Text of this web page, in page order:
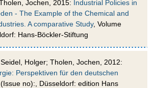
Jochen, 2015: Industrial Policies in
- The Example of the Chemical and
A comparative Study, Volume
Hans-Böckler-Stiftung
Holger; Tholen, Jochen, 2012:
Perspektiven für den deutschen
(Issue no):, Düsseldorf: edition Hans